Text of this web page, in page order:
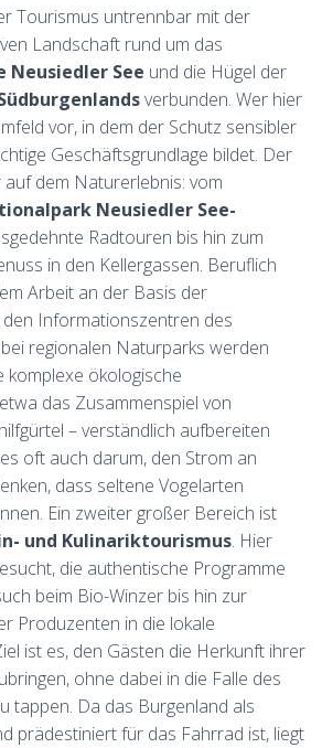
Tourismus untrennbar mit der
Landschaft rund um das
Neusiedler See und die Hügel der
verbunden. Wer hier
vor, in dem der Schutz sensibler
Geschäftsgrundlage bildet. Der
auf dem Naturerlebnis: vom
Neusiedler See-
Radtouren bis hin zum
in den Kellergassen. Beruflich
Arbeit an der Basis der
Informationszentren des
regionalen Naturparks werden
komplexe ökologische
das Zusammenspiel von
– verständlich aufbereiten
oft auch darum, den Strom an
dass seltene Vogelarten
Ein zweiter großer Bereich ist
und Kulinariktourismus. Hier
die authentische Programme
beim Bio-Winzer bis hin zur
Produzenten in die lokale
ist es, den Gästen die Herkunft ihrer
ohne dabei in die Falle des
tappen. Da das Burgenland als
prädestiniert für das Fahrrad ist, liegt